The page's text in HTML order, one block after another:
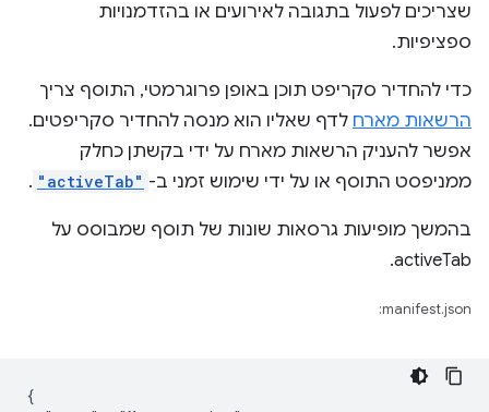
שצריכים לפעול בתגובה לאירועים או בהזדמנויות
ספציפיות.
כדי להחדיר סקריפט תוכן באופן פרוגרמטי, התוסף צריך
הרשאות מארח לדף שאליו הוא מנסה להחדיר סקריפטים.
אפשר להעניק הרשאות מארח על ידי בקשתן כחלק
ממניפסט התוסף או על ידי שימוש זמני ב- "activeTab"
.
בהמשך מופיעות גרסאות שונות של תוסף שמבוסס על
activeTab.
manifest.json:
{